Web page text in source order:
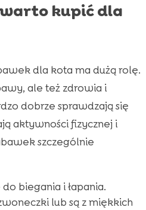
kupić dla
dla kota ma dużą rolę.
ale też zdrowia i
dobrze sprawdzają się
aktywności fizycznej i
szczególnie
biegania i łapania.
lub są z miękkich